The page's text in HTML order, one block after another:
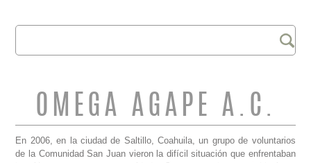
FORMULARIO DE
BÚSQUEDA
Buscar
OMEGA AGAPE A.C.
En 2006, en la ciudad de Saltillo, Coahuila, un grupo de voluntarios
de la Comunidad San Juan vieron la difícil situación que enfrentaban